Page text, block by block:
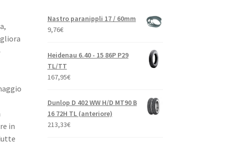
in
Nastro paranippli 17 / 60mm
9,76€
Heidenau 6.40 - 15 86P P29
TL/TT
167,95€
Dunlop D 402 WW H/D MT90 B
16 72H TL (anteriore)
213,33€